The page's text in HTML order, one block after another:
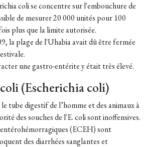
coli se concentre sur l'embouchure de
de mesurer 20 000 unités pour 100
plus que la limite autorisée.
la plage de l'Uhabia avait dû être fermée
une gastro-entérite y était très élevé.
(Escherichia coli)
tube digestif de l’homme et des animaux à
des souches de l'E. coli sont inoffensives.
(ECEH) sont
des diarrhées sanglantes et